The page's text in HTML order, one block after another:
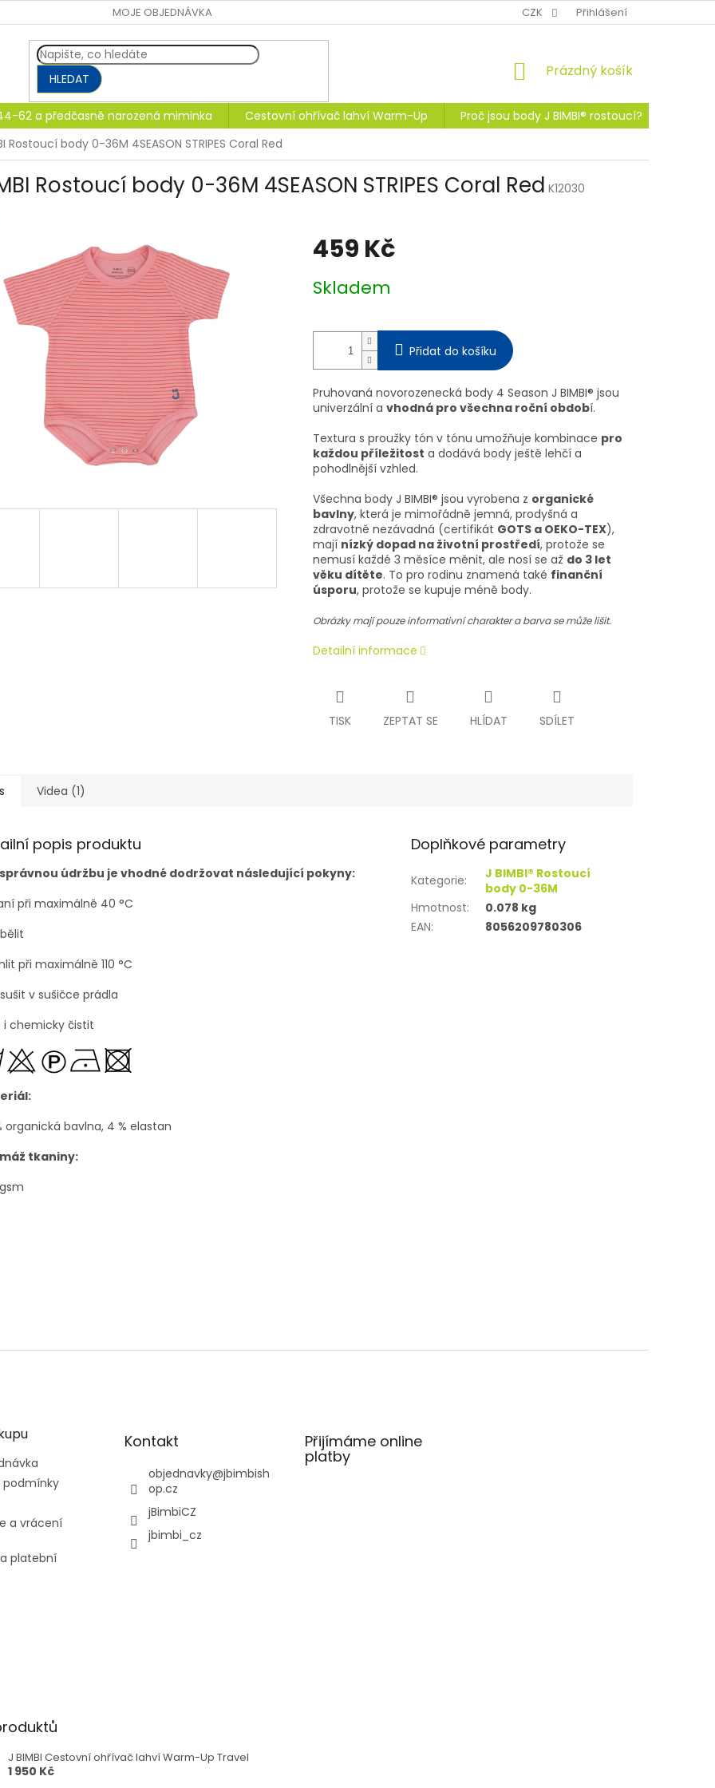
MOJE OBJEDNÁVKA CZK Přihlášení
HLEDAT
NÁKUPNÍ
Prázdný košík
44-62 a předčasně narozená miminka Cestovní ohřívač lahví Warm-Up Proč jsou body J BIMBI® rostoucí?
Rostoucí body 0-36M 4SEASON STRIPES Coral Red
Rostoucí body 0-36M 4SEASON STRIPES Coral Red K12030
459 Kč
cena:
Skladem
Přidat do košíku
Pruhovaná novorozenecká body 4 Season J BIMBI® jsou
univerzální a vhodná pro všechna roční období.
Textura s proužky tón v tónu umožňuje kombinace pro
každou příležitost a dodává body ještě lehčí a
pohodlnější vzhled.
Všechna body J BIMBI® jsou vyrobena z organické
bavlny, která je mimořádně jemná, prodyšná a
zdravotně nezávadná (certifikát GOTS a OEKO-TEX),
mají nízký dopad na životní prostředí, protože se
nemusí každé 3 měsíce měnit, ale nosí se až do 3 let
věku dítěte. To pro rodinu znamená také finanční
úsporu, protože se kupuje méně body.
Obrázky mají pouze informativní charakter a barva se může lišit.
Detailní informace
TISK ZEPTAT SE HLÍDAT SDÍLET
Videa (1)
popis produktu
údržbu je vhodné dodržovat následující pokyny:
při maximálně 40 °C
při maximálně 110 °C
v sušičce prádla
i chemicky čistit
organická bavlna, 4 % elastan
tkaniny:
Doplňkové parametry
Kategorie:
J BIMBI® Rostoucí
body 0-36M
Hmotnost:
0.078 kg
EAN: 8056209780306
a vrácení
platební
Kontakt
objednavky@jbimbish
op.cz
jBimbiCZ
jbimbi_cz
Přijímáme online
platby
J BIMBI Cestovní ohřívač lahví Warm-Up Travel
1 950 Kč